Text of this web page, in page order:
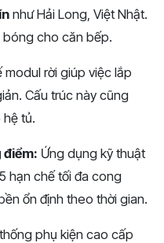
như Hải Long, Việt Nhật.
bóng cho căn bếp.
modul rời giúp việc lắp
Cấu trúc này cũng
tủ.
Ứng dụng kỹ thuật
hạn chế tối đa cong
ổn định theo thời gian.
phụ kiện cao cấp